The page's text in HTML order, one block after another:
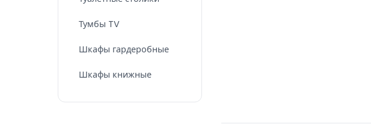
Тумбы TV
Шкафы гардеробные
Шкафы книжные